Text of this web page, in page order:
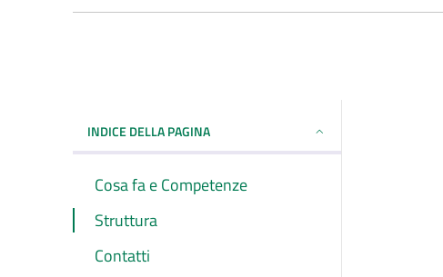
INDICE DELLA PAGINA
Cosa fa e Competenze
Struttura
Contatti